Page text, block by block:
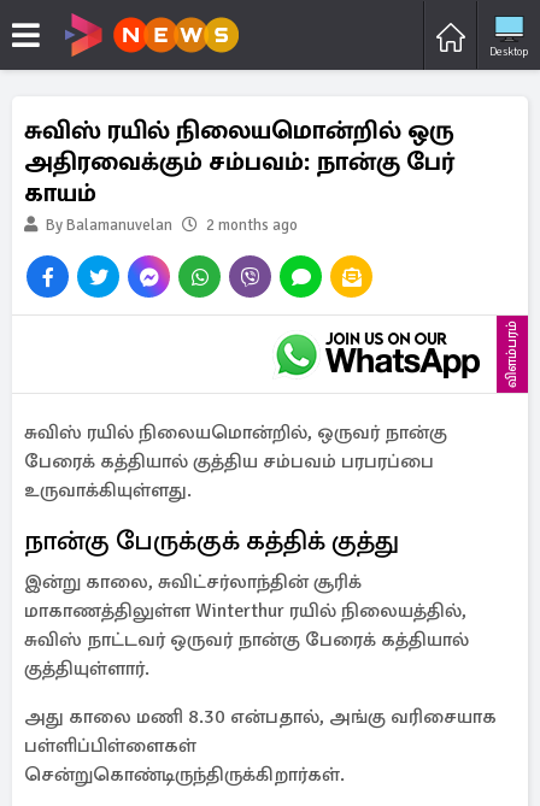
Desktop
சுவிஸ் ரயில் நிலையமொன்றில் ஒரு
அதிரவைக்கும் சம்பவம்: நான்கு பேர்
காயம்
By Balamanuvelan 2 months ago
விளம்பரம்
சுவிஸ் ரயில் நிலையமொன்றில், ஒருவர் நான்கு
பேரைக் கத்தியால் குத்திய சம்பவம் பரபரப்பை
உருவாக்கியுள்ளது.
நான்கு பேருக்குக் கத்திக் குத்து
இன்று காலை, சுவிட்சர்லாந்தின் சூரிக்
மாகாணத்திலுள்ள Winterthur ரயில் நிலையத்தில்,
சுவிஸ் நாட்டவர் ஒருவர் நான்கு பேரைக் கத்தியால்
குத்தியுள்ளார்.
அது காலை மணி 8.30 என்பதால், அங்கு வரிசையாக
பள்ளிப்பிள்ளைகள்
சென்றுகொண்டிருந்திருக்கிறார்கள்.